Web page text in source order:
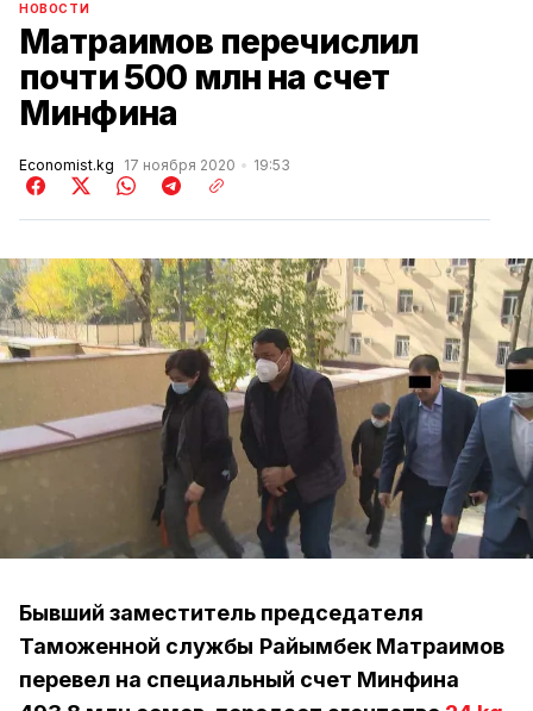
НОВОСТИ
Матраимов перечислил
почти 500 млн на счет
Минфина
Economist.kg 17 ноября 2020 19:53
Бывший заместитель председателя
Таможенной службы Райымбек Матраимов
перевел на специальный счет Минфина